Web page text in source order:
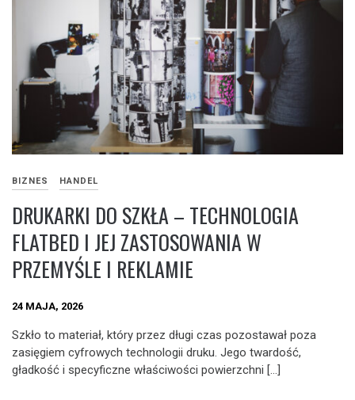
BIZNES HANDEL
DRUKARKI DO SZKŁA – TECHNOLOGIA
FLATBED I JEJ ZASTOSOWANIA W
PRZEMYŚLE I REKLAMIE
24 MAJA, 2026
Szkło to materiał, który przez długi czas pozostawał poza
zasięgiem cyfrowych technologii druku. Jego twardość,
gładkość i specyficzne właściwości powierzchni […]